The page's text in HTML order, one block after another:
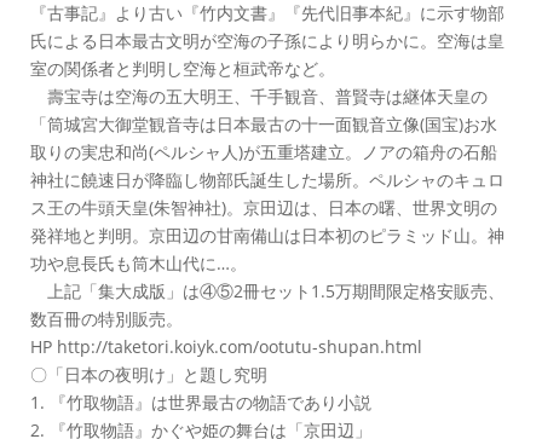
『古事記』より古い『竹内文書』『先代旧事本紀』に示す物部
氏による日本最古文明が空海の子孫により明らかに。空海は皇
室の関係者と判明し空海と桓武帝など。
壽宝寺は空海の五大明王、千手観音、普賢寺は継体天皇の
「筒城宮大御堂観音寺は日本最古の十一面観音立像(国宝)お水
取りの実忠和尚(ペルシャ人)が五重塔建立。ノアの箱舟の石船
神社に饒速日が降臨し物部氏誕生した場所。ペルシャのキュロ
ス王の牛頭天皇(朱智神社)。京田辺は、日本の曙、世界文明の
発祥地と判明。京田辺の甘南備山は日本初のピラミッド山。神
功や息長氏も筒木山代に…。
上記「集大成版」は④⑤2冊セット1.5万期間限定格安販売、
数百冊の特別販売。
HP http://taketori.koiyk.com/ootutu-shupan.html
〇「日本の夜明け」と題し究明
1. 『竹取物語』は世界最古の物語であり小説
2. 『竹取物語』かぐや姫の舞台は「京田辺」